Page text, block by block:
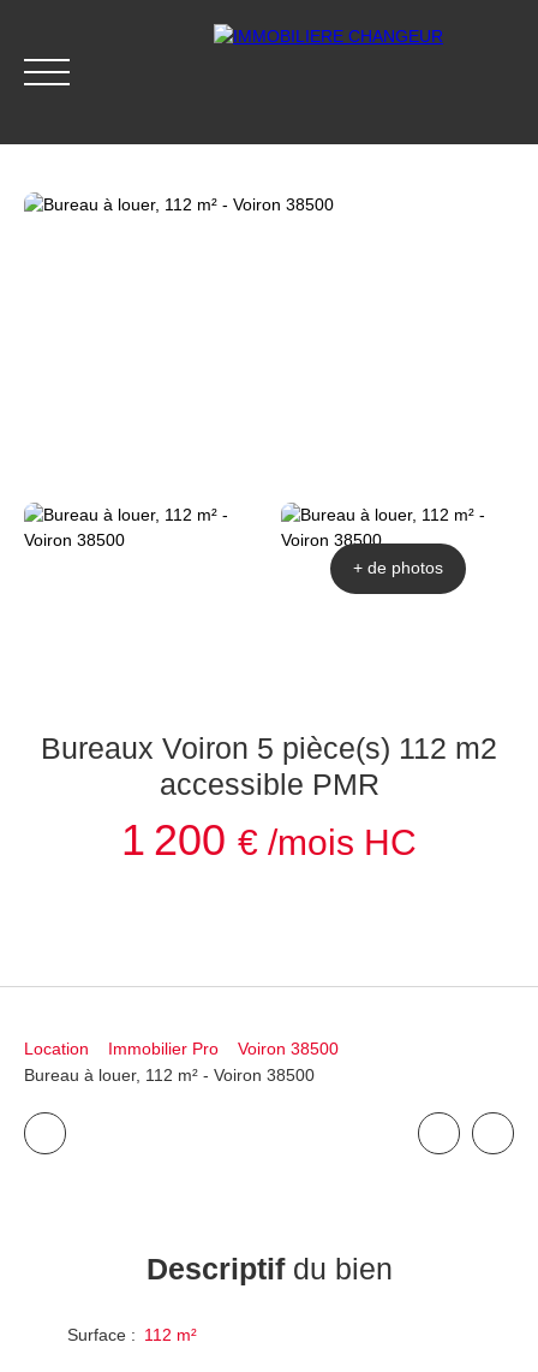
+ de photos
Bureaux Voiron 5 pièce(s) 112 m2
accessible PMR
1 200 € /mois HC
Location Immobilier Pro
Voiron 38500
Bureau à louer, 112 m² - Voiron 38500
Descriptifdu bien
Surface : 112 m²